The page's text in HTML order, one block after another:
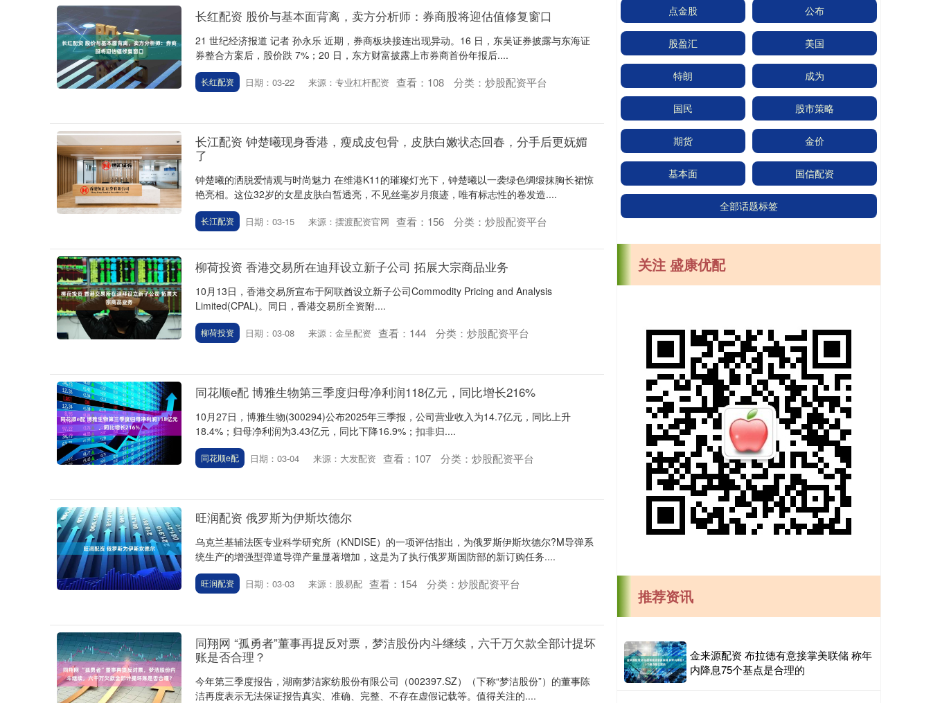
长红配资 股价与基本面背离，卖方分析师：券商股将迎估值修复窗口
21 世纪经济报道 记者 孙永乐 近期，券商板块接连出现异动。16 日，东吴证券披露与东海证
券整合方案后，股价跌 7%；20 日，东方财富披露上市券商首份年报后....
长红配资 日期：03-22 来源：专业杠杆配资 查看： 108 分类： 炒股配资平台
长江配资 钟楚曦现身香港，瘦成皮包骨，皮肤白嫩状态回春，分手后更妩媚
了
钟楚曦的洒脱爱情观与时尚魅力 在维港K11的璀璨灯光下，钟楚曦以一袭绿色绸缎抹胸长裙惊
艳亮相。这位32岁的女星皮肤白皙透亮，不见丝毫岁月痕迹，唯有标志性的卷发造....
长江配资 日期：03-15 来源：摆渡配资官网 查看： 156 分类： 炒股配资平台
柳荷投资 香港交易所在迪拜设立新子公司 拓展大宗商品业务
10月13日，香港交易所宣布于阿联酋设立新子公司Commodity Pricing and Analysis
Limited(CPAL)。同日，香港交易所全资附....
柳荷投资 日期：03-08 来源：金呈配资 查看： 144 分类： 炒股配资平台
同花顺e配 博雅生物第三季度归母净利润118亿元，同比增长216%
10月27日，博雅生物(300294)公布2025年三季报，公司营业收入为14.7亿元，同比上升
18.4%；归母净利润为3.43亿元，同比下降16.9%；扣非归....
同花顺e配 日期：03-04 来源：大发配资 查看： 107 分类： 炒股配资平台
旺润配资 俄罗斯为伊斯坎德尔
乌克兰基辅法医专业科学研究所（KNDISE）的一项评估指出，为俄罗斯伊斯坎德尔?M导弹系
统生产的增强型弹道导弹产量显著增加，这是为了执行俄罗斯国防部的新订购任务....
旺润配资 日期：03-03 来源：股易配 查看： 154 分类： 炒股配资平台
同翔网 “孤勇者”董事再提反对票，梦洁股份内斗继续，六千万欠款全部计提坏
账是否合理？
今年第三季度报告，湖南梦洁家纺股份有限公司（002397.SZ）（下称“梦洁股份”）的董事陈
洁再度表示无法保证报告真实、准确、完整、不存在虚假记载等。值得关注的....
点金股 公布
股盈汇 美国
特朗 成为
国民 股市策略
期货 金价
基本面 国信配资
全部话题标签
关注 盛康优配
推荐资讯
金来源配资 布拉德有意接掌美联储 称年
内降息75个基点是合理的